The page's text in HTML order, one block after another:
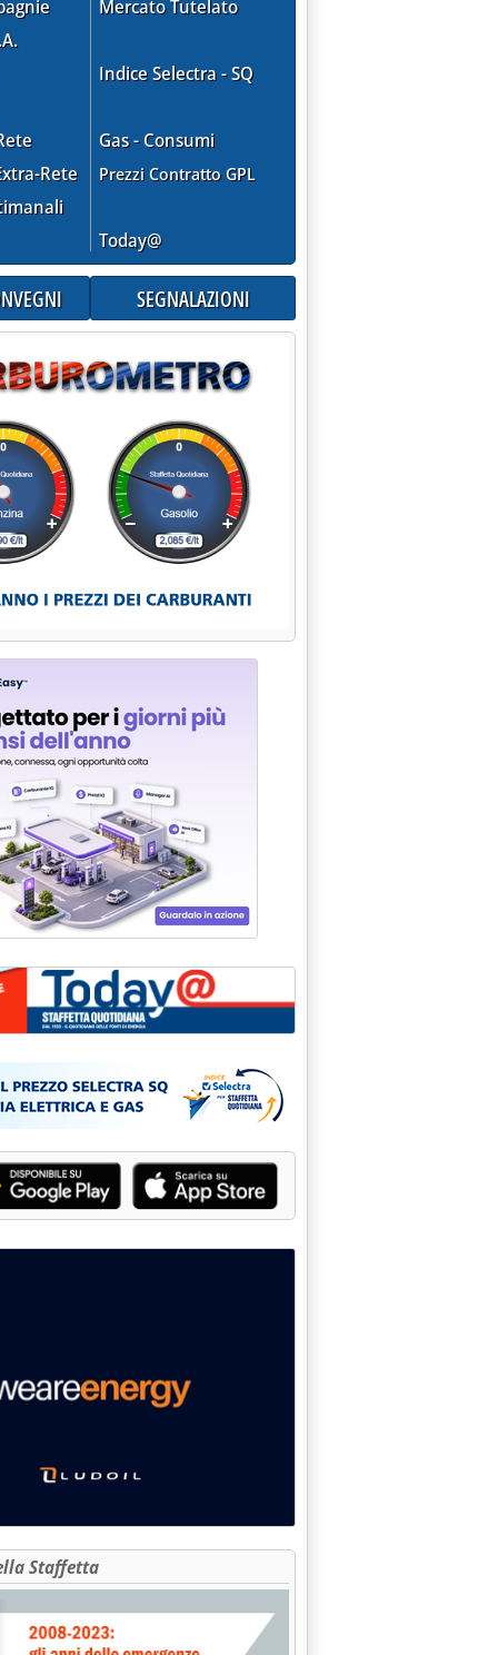
Rete
Mercato Tutelato
Indice Selectra - SQ
Gas - Consumi
Prezzi Contratto GPL
Today@
SEGNALAZIONI
Staffetta